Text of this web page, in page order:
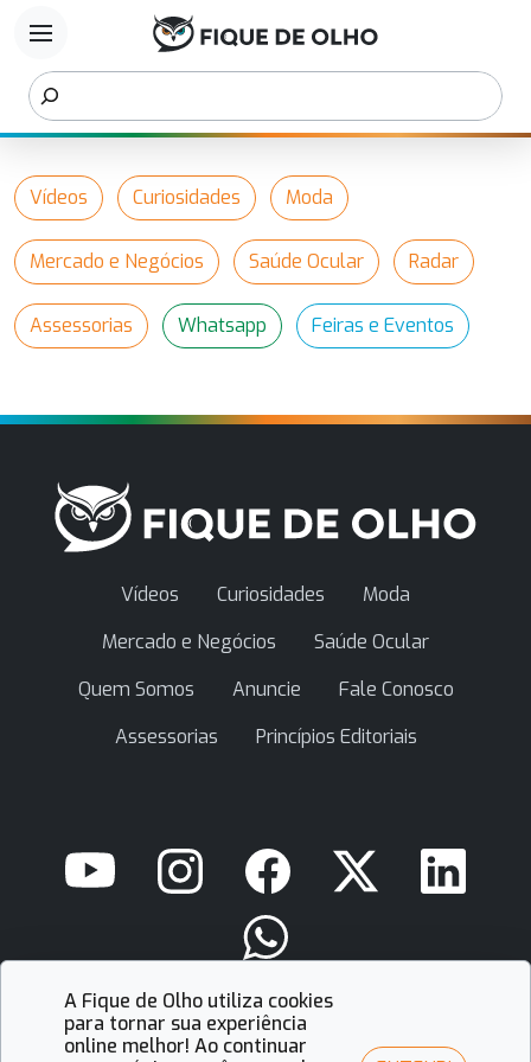
menu
Vídeos Curiosidades Moda
Mercado e Negócios Saúde Ocular Radar
Assessorias Whatsapp Feiras e Eventos
Vídeos Curiosidades
Moda
Mercado e Negócios
Saúde Ocular
Quem Somos
Anuncie
Fale Conosco
Assessorias
Princípios Editoriais
contato@fiquedeolho.com.br
A Fique de Olho utiliza cookies
para tornar sua experiência
online melhor! Ao continuar